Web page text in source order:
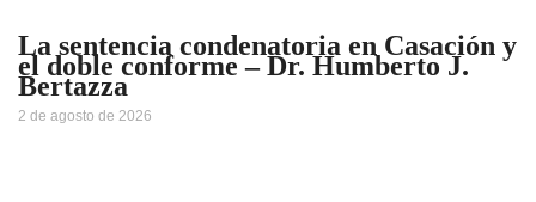
La sentencia condenatoria en Casación y
el doble conforme – Dr. Humberto J.
Bertazza
2 de agosto de 2026